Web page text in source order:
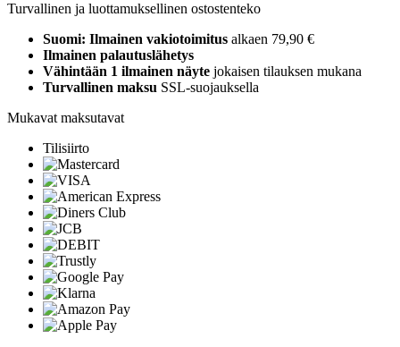
Turvallinen ja luottamuksellinen ostostenteko
Suomi: Ilmainen vakiotoimitus alkaen 79,90 €
Ilmainen palautuslähetys
Vähintään 1 ilmainen näyte jokaisen tilauksen mukana
Turvallinen maksu SSL-suojauksella
Mukavat maksutavat
Tilisiirto